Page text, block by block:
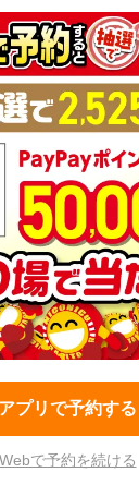
アプリで予約する
Webで予約を続ける